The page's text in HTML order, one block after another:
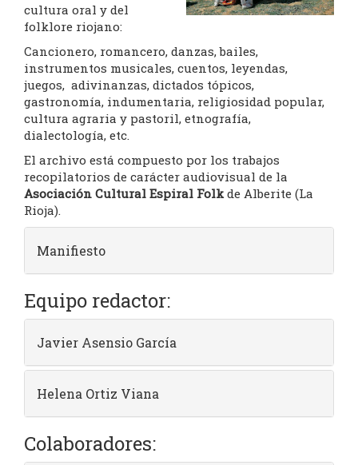
cultura oral y del
folklore riojano:
Cancionero, romancero, danzas, bailes,
instrumentos musicales, cuentos, leyendas,
juegos, adivinanzas, dictados tópicos,
gastronomía, indumentaria, religiosidad popular,
cultura agraria y pastoril, etnografía,
dialectología, etc.
El archivo está compuesto por los trabajos
recopilatorios de carácter audiovisual de la
Asociación Cultural Espiral Folkde Alberite (La
Rioja).
Manifiesto
Equipo redactor:
Javier Asensio García
Helena Ortiz Viana
Colaboradores: